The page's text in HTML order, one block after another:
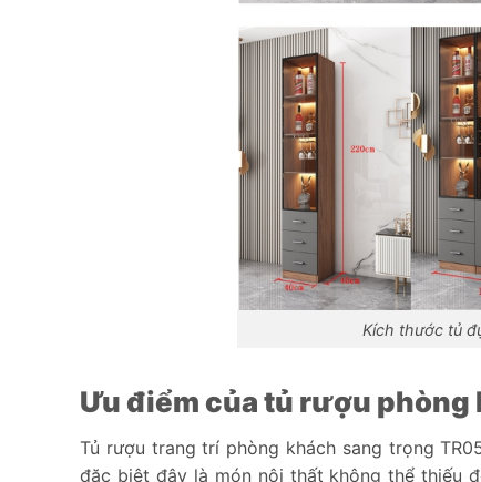
Kích thước tủ
Ưu điểm của tủ rượu
Tủ rượu trang trí phòng khách sang trọng
đặc biệt đây là món nội thất không thể thiếu